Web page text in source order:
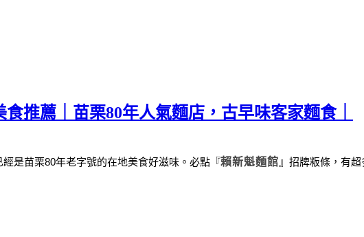
推薦｜苗栗80年人氣麵店，古早味客家麵食｜
經是苗栗80年老字號的在地美食好滋味。 必點 『賴新魁麵館 』 招牌粄條， 有超